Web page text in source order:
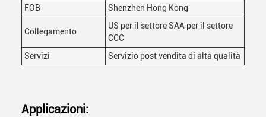
FOB
Shenzhen Hong Kong
Collegamento
US per il settore SAA per il settore
CCC
Servizi
Servizio post vendita di alta qualità
Applicazioni: